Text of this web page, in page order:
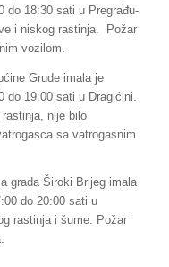
do 18:30 sati u Pregrađu-
i niskog rastinja. Požar
vozilom.
Grude imala je
do 19:00 sati u Dragićini.
nije bilo
sa vatrogasnim
grada Široki Brijeg imala
do 20:00 sati u
rastinja i šume. Požar